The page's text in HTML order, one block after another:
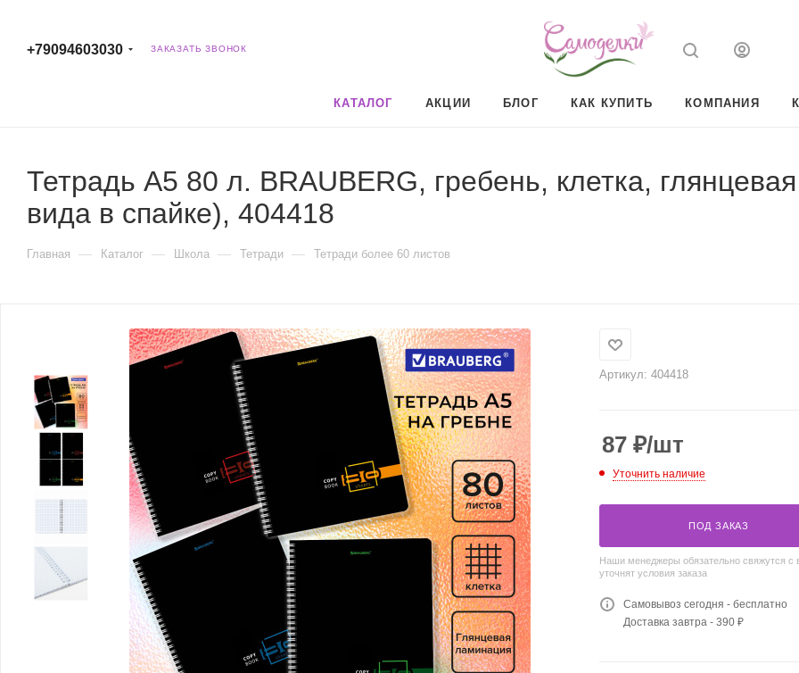
+79094603030 ЗАКАЗАТЬ ЗВОНОК
КАТАЛОГ АКЦИИ БЛОГ КАК КУПИТЬ КОМПАНИЯ
Тетрадь А5 80 л. BRAUBERG, гребень, клетка,
вида в спайке), 404418
Главная — Каталог — Школа — Тетради — Тетради более 60 листов
Артикул: 404418
87 ₽/шт
Уточнить наличие
ПОД ЗАКАЗ
Наши менеджеры обязательно свяжутся с
уточнят условия заказа
Самовывоз сегодня - бесплатно
Доставка завтра - 390 ₽